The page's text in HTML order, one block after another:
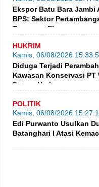
Ekspor Batu Bara Jambi
BPS: Sektor
Turunnya Ekspor
HUKRIM
Kamis, 06/08/2026
Diduga Terjadi
Kawasan Konservasi PT
BatangHari
POLITIK
Kamis, 06/08/2026
Edi Purwanto Usulkan
Batanghari I Atasi